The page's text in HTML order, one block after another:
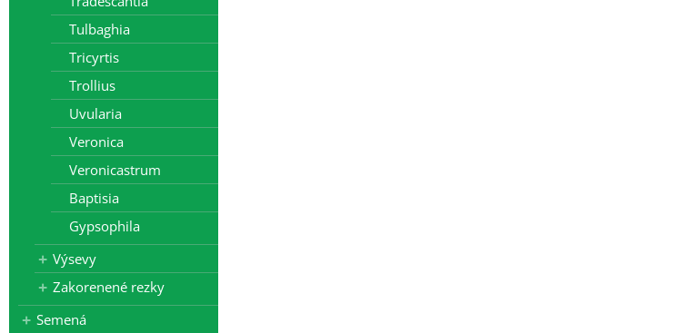
Tulbaghia
Tricyrtis
Trollius
Uvularia
Veronica
Veronicastrum
Baptisia
Gypsophila
Výsevy
Zakorenené rezky
Semená